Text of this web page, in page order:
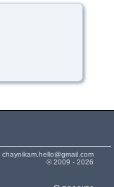
chaynikam.hello@gmail.com
© 2009 - 2026